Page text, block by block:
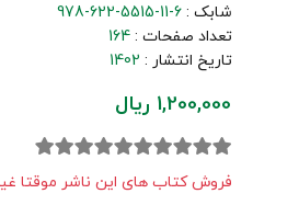
شابک : 978-622-5515-11-6
تعداد صفحات : 164
تاریخ انتشار : 1402
1,200,000 ریال
فروش کتاب های این ناشر موقتا